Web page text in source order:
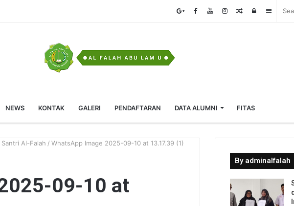
Sidebar
Log
Random
NEWS KONTAK GALERI PENDAFTARAN DATA ALUMNI FITAS
Al-Falah / WhatsApp Image 2025-09-10 at 13.17.39 (1)
09-10 at
By adminalfalah